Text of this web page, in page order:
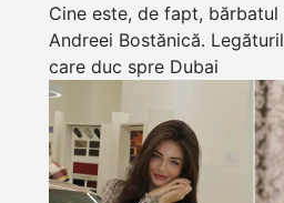
Cine este, de fapt,
Andreei Bostănică.
care duc spre Dubai